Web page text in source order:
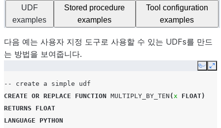
UDF
examples
Stored procedure
examples
Tool configuration
examples
다음 예는 사용자 지정 도구로 사용할 수 있는 UDFs를 만드
는 방법을 보여줍니다.
Copy
-- create a simple udf
CREATE OR REPLACE FUNCTION MULTIPLY_BY_TEN (x FLOAT)
RETURNS
FLOAT
LANGUAGE
PYTHON